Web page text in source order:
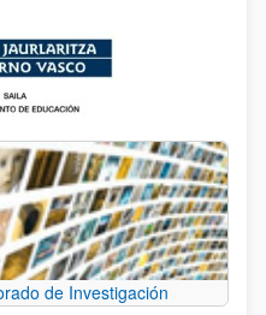
de Investigación